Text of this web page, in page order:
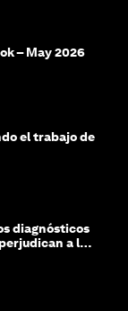
– May 2026
el trabajo de
diagnósticos
a las